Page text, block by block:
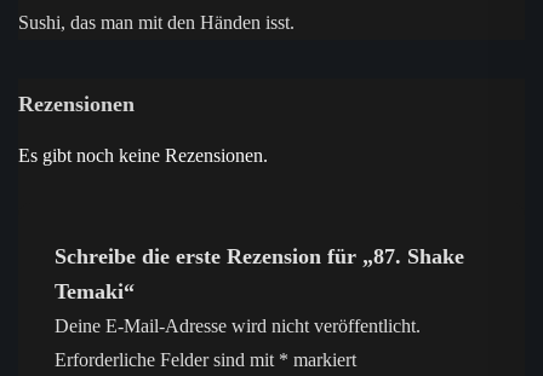
Sushi, das man mit den Händen isst.
Rezensionen
Es gibt noch keine Rezensionen.
Schreibe die erste Rezension für „87. Shake
Temaki“
Deine E-Mail-Adresse wird nicht veröffentlicht.
Erforderliche Felder sind mit * markiert